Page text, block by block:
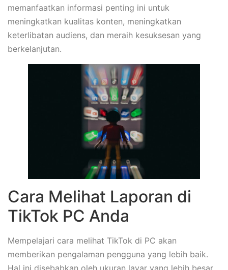
memanfaatkan informasi penting ini untuk
meningkatkan kualitas konten, meningkatkan
keterlibatan audiens, dan meraih kesuksesan yang
berkelanjutan.
Cara Melihat Laporan di
TikTok PC Anda
Mempelajari cara melihat TikTok di PC akan
memberikan pengalaman pengguna yang lebih baik.